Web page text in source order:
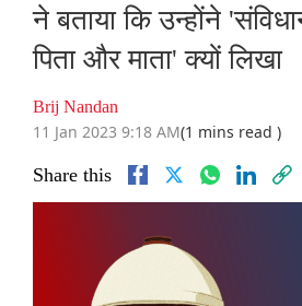
ने बताया कि उन्होंने
पिता और माता' क्यों लिखा
Brij Nandan
11 Jan 2023 9:18 AM(1 mins read )
Share this